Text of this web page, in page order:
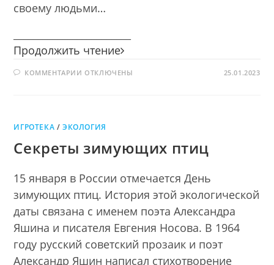
своему людьми…
Продолжить чтение Малахитовая
сказов
КОММЕНТАРИИ К
ОТКЛЮЧЕНЫ 25.01.2023
ИГРОТЕКА /ЭКОЛОГИЯ
Секреты зимующих птиц
15 января в России отмечается День
зимующих птиц. История этой экологической
даты связана с именем поэта Александра
Яшина и писателя Евгения Носова. В 1964
году русский советский прозаик и поэт
Александр Яшин написал стихотворение